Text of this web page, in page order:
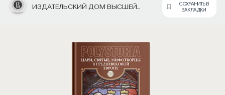
ИЗДАТЕЛЬСКИЙ ДОМ ВЫСШЕЙ
СОХРАНИТЬ В
ЗАКЛАДКИ